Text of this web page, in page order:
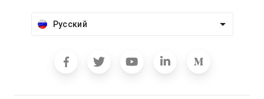
Русский